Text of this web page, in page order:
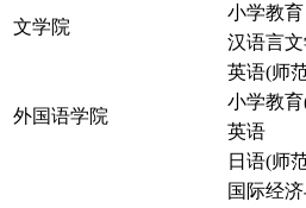
文学院
小学教育
汉语言
外国语学院
英语(师
小学教
英语
日语(师
国际经